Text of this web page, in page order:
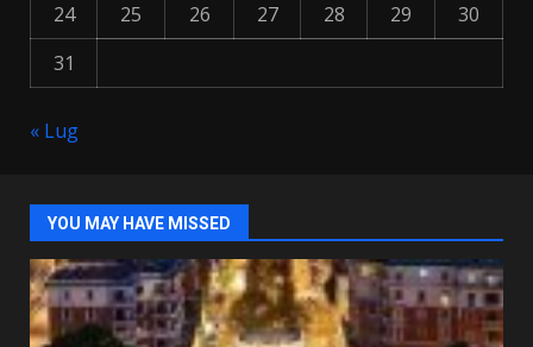
24
25 26 27 28 29
30
31
« Lug
YOU MAY HAVE MISSED